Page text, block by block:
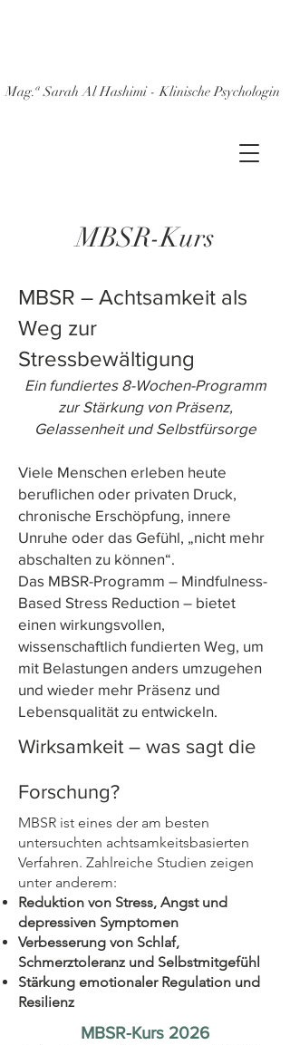
Mag.ª Sarah Al Hashimi - Klinische Psychologin
MBSR-Kurs
MBSR – Achtsamkeit als
Weg zur
Stressbewältigung
Ein fundiertes 8-Wochen-Programm
zur Stärkung von Präsenz,
Gelassenheit und Selbstfürsorge
Viele Menschen erleben heute
beruflichen oder privaten Druck,
chronische Erschöpfung, innere
Unruhe oder das Gefühl, „nicht mehr
abschalten zu können“.
Das MBSR-Programm – Mindfulness-
Based Stress Reduction – bietet
einen wirkungsvollen,
wissenschaftlich fundierten Weg, um
mit Belastungen anders umzugehen
und wieder mehr Präsenz und
Lebensqualität zu entwickeln.
Wirksamkeit – was sagt die
Forschung?
MBSR ist eines der am besten
untersuchten achtsamkeitsbasierten
Verfahren. Zahlreiche Studien zeigen
unter anderem:
Reduktion von Stress, Angst und
depressiven Symptomen
Verbesserung von Schlaf,
Schmerztoleranz und Selbstmitgefühl
Stärkung emotionaler Regulation und
Resilienz
MBSR-Kurs 2026